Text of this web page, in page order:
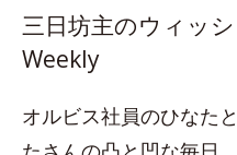
三日坊主のウィッ
Weekly
オルビス社員のひなた